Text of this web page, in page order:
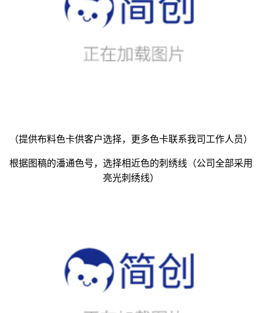
（提供布料色卡供客户选择，更多色卡联系我司工作人员）
根据图稿的潘通色号，选择相近色的刺绣线（公司全部采用
亮光刺绣线）